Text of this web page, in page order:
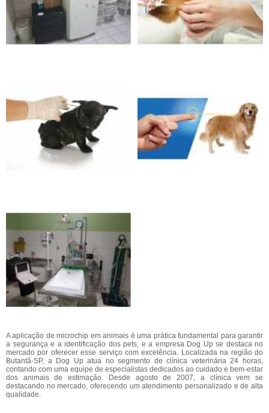
A aplicação de microchip em animais é uma prática fundamental para garantir
a segurança e a identificação dos pets, e a empresa Dog Up se destaca no
mercado por oferecer esse serviço com excelência. Localizada na região do
Butantã-SP, a Dog Up atua no segmento de clínica veterinária 24 horas,
contando com uma equipe de especialistas dedicados ao cuidado e bem-estar
dos animais de estimação. Desde agosto de 2007, a clínica vem se
destacando no mercado, oferecendo um atendimento personalizado e de alta
qualidade.